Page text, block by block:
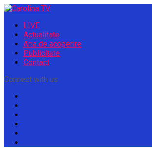
LIVE
Actualitate
Aria de acoperire
Publicitate
Contact
Connect with us